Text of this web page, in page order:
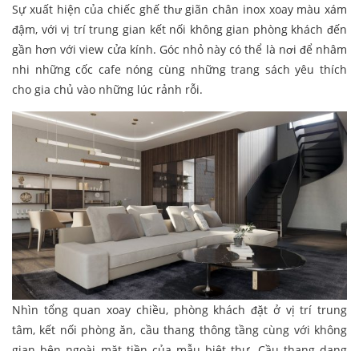
Sự xuất hiện của chiếc ghế thư giãn chân inox xoay màu xám
đậm, với vị trí trung gian kết nối không gian phòng khách đến
gần hơn với view cửa kính. Góc nhỏ này có thể là nơi để nhâm
nhi những cốc cafe nóng cùng những trang sách yêu thích
cho gia chủ vào những lúc rảnh rỗi.
Nhìn tổng quan xoay chiều, phòng khách đặt ở vị trí trung
tâm, kết nối phòng ăn, cầu thang thông tầng cùng với không